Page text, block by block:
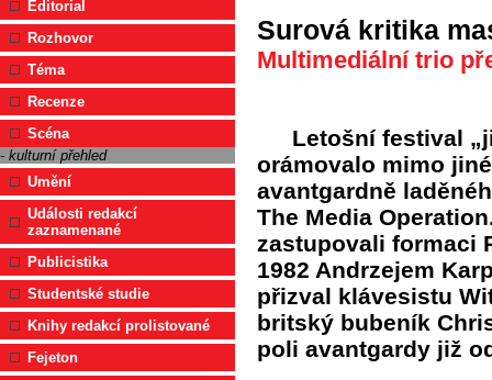
Editorial
Rozhovor
Téma
Recenze
Scéna
- kulturní přehled
Umění
Události redakcí
zaznamenané
Publicistika
Studentské studie
Knihy redakcí prolistované
Fejeton
Surová kritika
Multimediální trio
Letošní festival
orámovalo mimo
avantgardně
The Media Operation
zastupovali formaci
1982 Andrzejem
přizval klávesistu
britský bubeník
poli avantgardy již